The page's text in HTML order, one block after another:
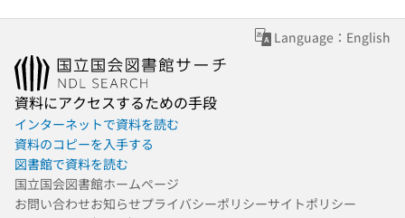
Language：English
資料にアクセスするための手段
インターネットで資料を読む
資料のコピーを入手する
図書館で資料を読む
国立国会図書館ホームページ
お問い合わせお知らせプライバシーポリシーサイトポリシー